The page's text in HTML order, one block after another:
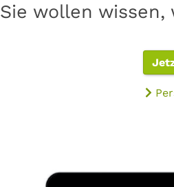
Sie wollen wissen,